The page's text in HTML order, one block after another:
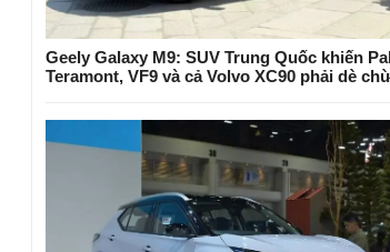
Geely Galaxy M9: SUV Trung Quốc khiến
Teramont, VF9 và cả Volvo XC90 phải dè